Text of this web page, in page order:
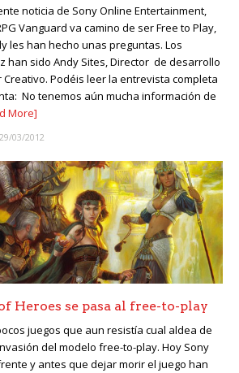
noticia de Sony Online Entertainment,
Vanguard va camino de ser Free to Play,
les han hecho unas preguntas. Los
han sido Andy Sites, Director de desarrollo
Creativo. Podéis leer la entrevista completa
No tenemos aún mucha información de
More]
29/03/2012
Heroes se pasa al free-to-play
juegos que aun resistía cual aldea de
del modelo free-to-play. Hoy Sony
y antes que dejar morir el juego han